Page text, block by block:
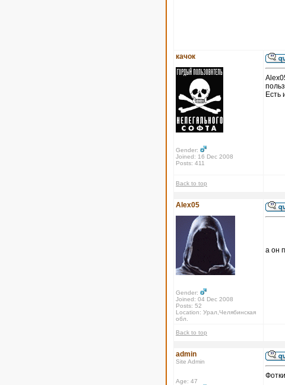
качок
Gender:
Joined: 16 Dec 2008
Posts: 411
Есть
Back to top
Alex05
Gender:
Joined: 04 Dec 2008
Posts: 52
Location: Урал,Челябинская
обл.
а он
Back to top
admin
Site Admin
Age: 47